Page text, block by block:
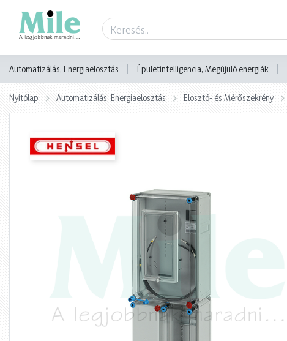
Automatizálás, Energiaelosztás Épületintelligencia, Megújuló energiák
Nyitólap Automatizálás, Energiaelosztás Elosztó- és Mérőszekrény
Termék adatlap